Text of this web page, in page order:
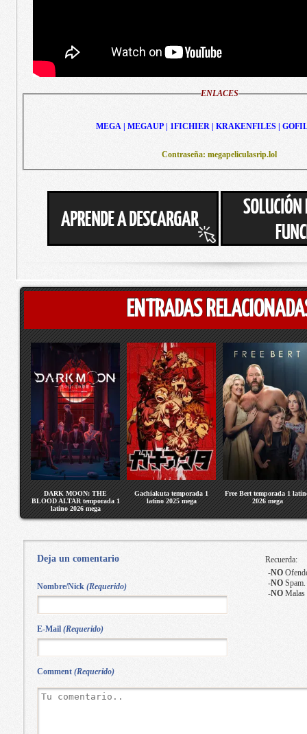
ENLACES
MEGA | MEGAUP | 1FICHIER | KRAKENFILES |
Contraseña: megapeliculasrip.lol
ENTRADAS
DARK MOON: THE
BLOOD ALTAR temporada 1
latino 2026 mega
Gachiakuta temporada 1
latino 2025 mega
Free Bert temporada 1
2026 mega
Deja un comentario
Comment (Requerido)
Recuerda:
-NO
-NOSpam.
-NOMalas
Nombre/Nick (Requerido)
E-Mail (Requerido)